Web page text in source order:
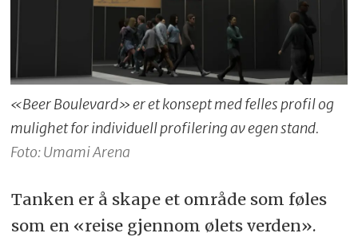
«Beer Boulevard» er et konsept med felles profil og
mulighet for individuell profilering av egen stand.
Foto: Umami Arena
Tanken er å skape et område som føles
som en «reise gjennom ølets verden».